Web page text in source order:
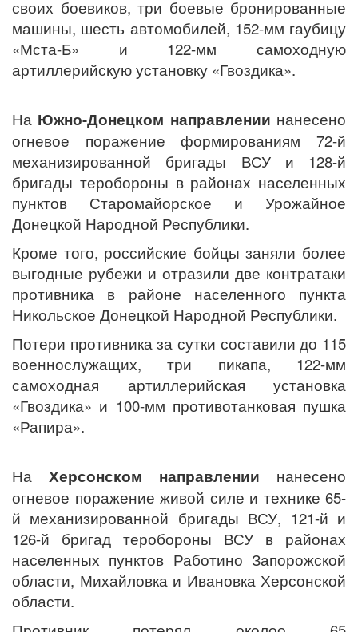
своих боевиков, три боевые бронированные
машины, шесть автомобилей, 152-мм гаубицу
«Мста-Б» и 122-мм самоходную
артиллерийскую установку «Гвоздика».
На Южно-Донецком направлении нанесено
огневое поражение формированиям 72-й
механизированной бригады ВСУ и 128-й
бригады теробороны в районах населенных
пунктов Старомайорское и Урожайное
Донецкой Народной Республики.
Кроме того, российские бойцы заняли более
выгодные рубежи и отразили две контратаки
противника в районе населенного пункта
Никольское Донецкой Народной Республики.
Потери противника за сутки составили до 115
военнослужащих, три пикапа, 122-мм
самоходная артиллерийская установка
«Гвоздика» и 100-мм противотанковая пушка
«Рапира».
На Херсонском направлении нанесено
огневое поражение живой силе и технике 65-
й механизированной бригады ВСУ, 121-й и
126-й бригад теробороны ВСУ в районах
населенных пунктов Работино Запорожской
области, Михайловка и Ивановка Херсонской
области.